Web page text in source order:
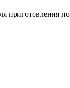
приготовления